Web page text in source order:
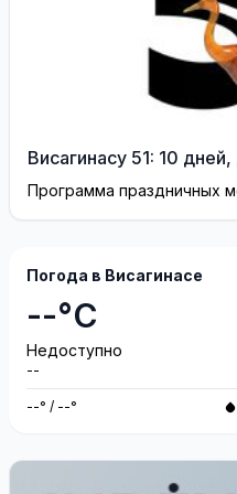
Висагинасу 51: 10
Программа праздничных
Погода в Висагинасе
--°C
Недоступно
--
--° / --°